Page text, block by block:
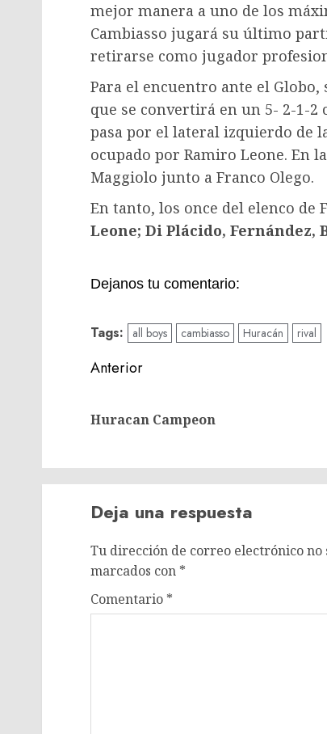
mejor manera a uno de los
Cambiasso jugará su último
retirarse como jugador
Para el encuentro ante el
que se convertirá en un 5- 2-1-2
pasa por el lateral izquierdo de
ocupado por Ramiro Leone. En
Maggiolo junto a Franco Olego.
En tanto, los once del elenco de
Leone; Di Plácido, Fernández,
Dejanos tu comentario:
Tags: all boys cambiasso Huracán rival
Navegación
entradas
Anterior
Huracan Campeon
Deja una respuesta
Tu dirección de correo electrónico no
marcados con *
Comentario *